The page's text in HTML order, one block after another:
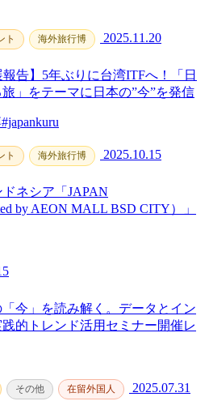
ト 海外旅行博 2025.11.20
報告】5年ぶりに台湾ITFへ！「日
」をテーマに日本の”今”を発信
#japankuru
ト 海外旅行博 2025.10.15
ネシア「JAPAN
by AEON MALL BSD CITY）」
今」を読み解く。データとイン
的トレンド活用セミナー開催レ
その他 在留外国人 2025.07.31